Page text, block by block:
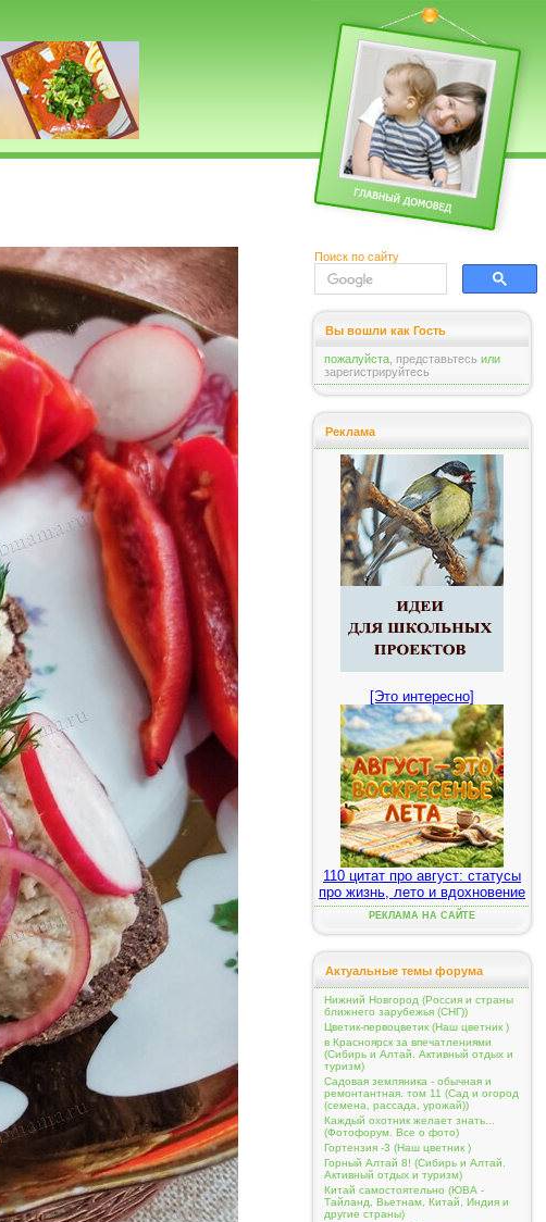
Поиск по сайту
Вы вошли как Гость
пожалуйста, представьтесь или
зарегистрируйтесь
Реклама
[Это интересно]
110 цитат про август: статусы
про жизнь, лето и вдохновение
РЕКЛАМА НА САЙТЕ
Актуальные темы форума
Нижний Новгород (Россия и страны
ближнего зарубежья (СНГ))
Цветик-первоцветик (Наш цветник )
в Красноярск за впечатлениями
(Сибирь и Алтай. Активный отдых и
туризм)
Садовая земляника - обычная и
ремонтантная. том 11 (Сад и огород
(семена, рассада, урожай))
Каждый охотник желает знать...
(Фотофорум. Все о фото)
Гортензия -3 (Наш цветник )
Горный Алтай 8! (Сибирь и Алтай.
Активный отдых и туризм)
Китай самостоятельно (ЮВА -
Тайланд, Вьетнам, Китай, Индия и
другие страны)